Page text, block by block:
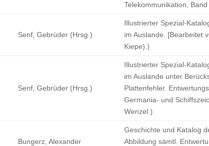
Telekommunikation,
Senf, Gebrüder (Hrsg.)
Illustrierter Spezial-
im Auslande. [Bearbeitet
Kiepe).)
Senf, Gebrüder (Hrsg.)
Illustrierter Spezial-
im Auslande unter
Plattenfehler.
Germania- und
Wenzel.)
Bungerz, Alexander
Geschichte und Katalog
Abbildung sämtl.